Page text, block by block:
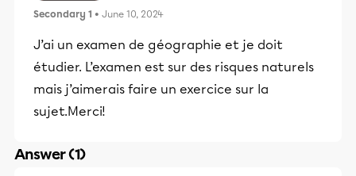
Secondary 1 • June 10, 2024
J’ai un examen de géographie et je doit
étudier. L’examen est sur des risques naturels
mais j’aimerais faire un exercice sur la
sujet.Merci!
Answer (1)